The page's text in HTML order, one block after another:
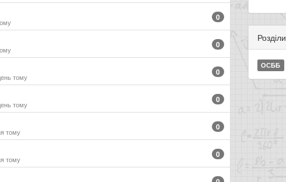
0
0
тому 0
тому 0
тому 0
тому 0
Розділи
ОСББ